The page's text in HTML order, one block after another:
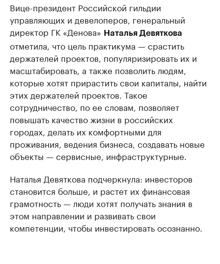
Вице-президент Российской гильдии
управляющих и девелоперов, генеральный
директор ГК «Денова» Наталья Девяткова
отметила, что цель практикума — срастить
держателей проектов, популяризировать их и
масштабировать, а также позволить людям,
которые хотят прирастить свои капиталы, найти
этих держателей проектов. Такое
сотрудничество, по ее словам, позволяет
повышать качество жизни в российских
городах, делать их комфортными для
проживания, ведения бизнеса, создавать новые
объекты — сервисные, инфраструктурные.
Наталья Девяткова подчеркнула: инвесторов
становится больше, и растет их финансовая
грамотность — люди хотят получать знания в
этом направлении и развивать свои
компетенции, чтобы инвестировать осознанно.